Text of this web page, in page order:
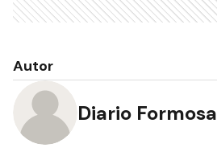
Autor
Diario Formosa